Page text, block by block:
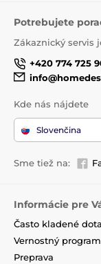
Potrebujete
Zákaznický servis
+420 774 725
Kde nás nájdete
Slovenčina
Sme tiež na:
Informácie pre
Často kladené
Vernostný program
Preprava